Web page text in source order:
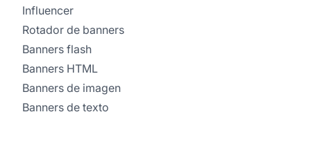
Influencer
Rotador de banners
Banners flash
Banners HTML
Banners de imagen
Banners de texto